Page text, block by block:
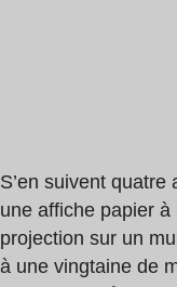
S’en suivent
une affiche papier
projection sur un
à une vingtaine de